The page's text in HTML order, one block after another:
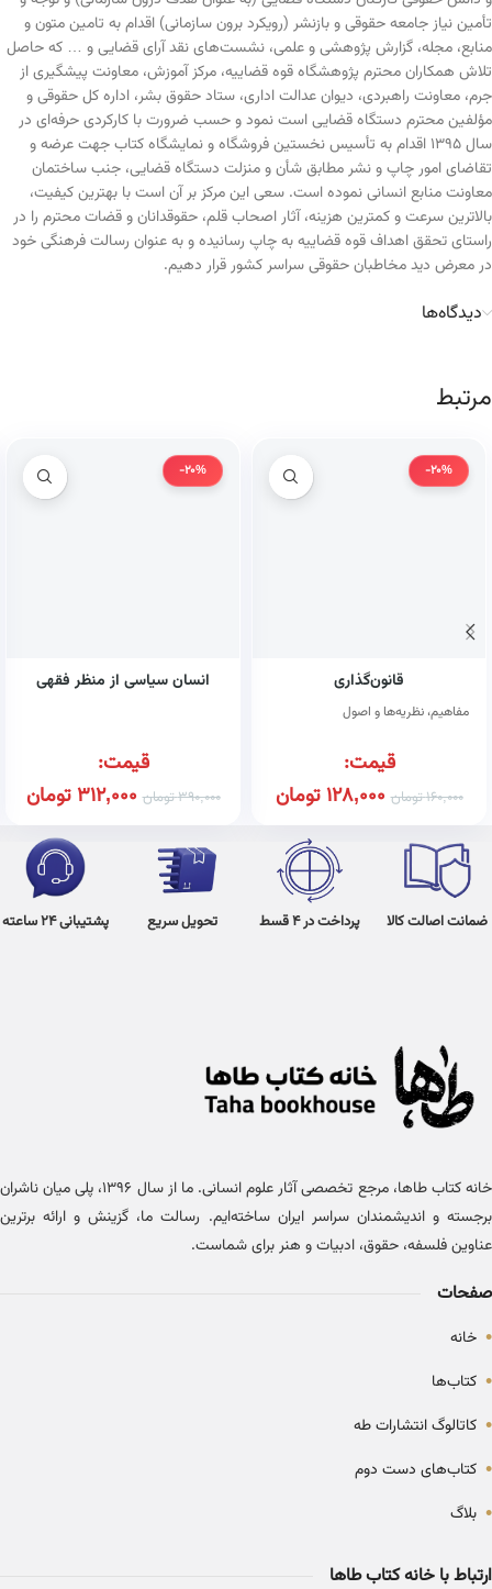
تأمین نیاز جامعه حقوقی و بازنشر (رویکرد برون سازمانی) اقدام به تامین متون و
منابع، مجله، گزارش پژوهشی و علمی، نشست‌های نقد آرای قضایی و … که حاصل
تلاش همکاران محترم پژوهشگاه قوه قضاییه، مرکز آموزش، معاونت پیشگیری از
جرم، معاونت راهبردی، دیوان عدالت اداری، ستاد حقوق بشر، اداره کل حقوقی و
مؤلفین محترم دستگاه قضایی است نمود و حسب ضرورت با کارکردی حرفه‌ای در
سال ۱۳۹۵ اقدام به تأسیس نخستین فروشگاه و نمایشگاه کتاب جهت عرضه و
تقاضای امور چاپ و نشر مطابق شأن و منزلت دستگاه قضایی، جنب ساختمان
معاونت منابع انسانی نموده است. سعی این مرکز بر آن است با بهترین کیفیت،
بالاترین سرعت و کمترین هزینه، آثار اصحاب قلم، حقوقدانان و قضات محترم را در
راستای تحقق اهداف قوه قضاییه به چاپ رسانیده و به عنوان رسالت فرهنگی خود
در معرض دید مخاطبان حقوقی سراسر کشور قرار دهیم.
دیدگاه‌ها
مرتبط
-20%
قانون‌گذاری
مفاهیم، نظریه‌ها و اصول
قیمت:
160,000تومان 128,000تومان
-20%
انسان سیاسی از منظر فقهی
قیمت:
390,000تومان 312,000تومان
ضمانت اصالت کالا پرداخت در 4 قسط تحویل سریع پشتیبانی 24 ساعته
خانه کتاب طاها، مرجع تخصصی آثار علوم انسانی. ما از سال ۱۳۹۶، پلی میان ناشران
برجسته و اندیشمندان سراسر ایران ساخته‌ایم. رسالت ما، گزینش و ارائه برترین
عناوین فلسفه، حقوق، ادبیات و هنر برای شماست.
صفحات
• خانه
• کتاب‌ها
• کاتالوگ انتشارات طه
• کتاب‌های دست دوم
• بلاگ
ارتباط با خانه کتاب طاها